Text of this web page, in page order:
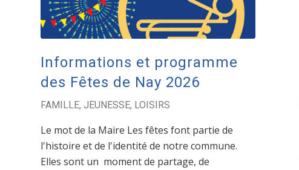
Informations et programme
des Fêtes de Nay 2026
FAMILLE, JEUNESSE, LOISIRS
Le mot de la Maire Les fêtes font partie de
l'histoire et de l'identité de notre commune.
Elles sont un moment de partage, de